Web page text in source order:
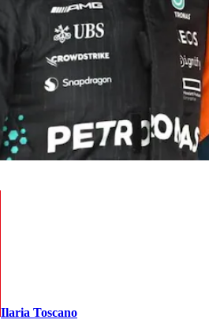
Ilaria Toscano